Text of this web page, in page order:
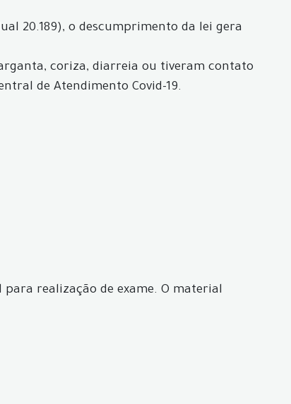
20.189), o descumprimento da lei gera
coriza, diarreia ou tiveram contato
de Atendimento Covid-19.
realização de exame. O material